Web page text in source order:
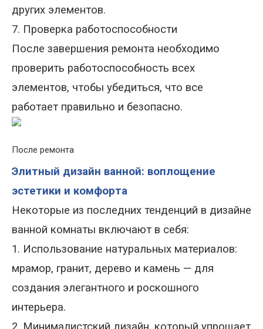
других элементов.
7. Проверка работоспособности
После завершения ремонта необходимо
проверить работоспособность всех
элементов, чтобы убедиться, что все
работает правильно и безопасно.
После ремонта
Элитный дизайн ванной: воплощение
эстетики и комфорта
Некоторые из последних тенденций в дизайне
ванной комнаты включают в себя:
1. Использование натуральных материалов:
мрамор, гранит, дерево и камень — для
создания элегантного и роскошного
интерьера.